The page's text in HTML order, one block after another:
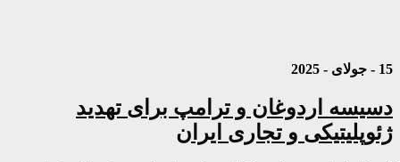
15 - جولای - 2025
دسیسه اردوغان و ترامپ برای تهدید
ژئوپلیتیکی و تجاری ایران